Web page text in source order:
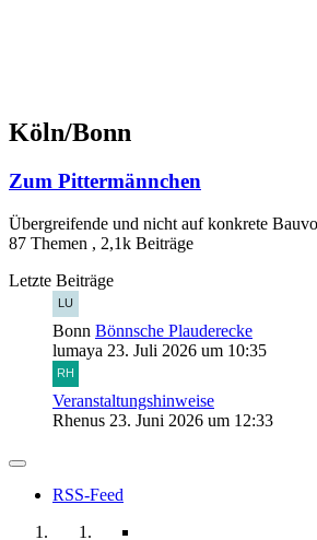
Köln/Bonn
Zum Pittermännchen
Übergreifende und nicht auf konkrete
87 Themen , 2,1k Beiträge
Letzte Beiträge
Bonn Bönnsche Plauderecke
lumaya 23. Juli 2026 um 10:35
Veranstaltungshinweise
Rhenus 23. Juni 2026 um 12:33
RSS-Feed